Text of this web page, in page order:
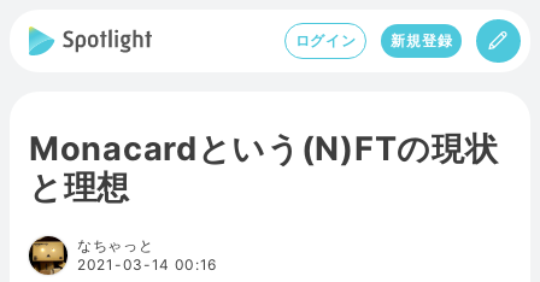
ログイン 新規登録
Monacardという(N)FTの現状
と理想
なちゃっと
2021-03-14 00:16